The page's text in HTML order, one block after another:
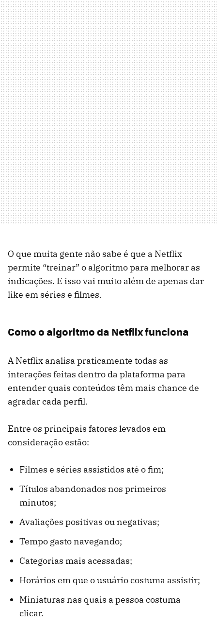
O que muita gente não sabe é que a Netflix
permite “treinar” o algoritmo para melhorar as
indicações. E isso vai muito além de apenas dar
like em séries e filmes.
Como o algoritmo da Netflix funciona
A Netflix analisa praticamente todas as
interações feitas dentro da plataforma para
entender quais conteúdos têm mais chance de
agradar cada perfil.
Entre os principais fatores levados em
consideração estão:
Filmes e séries assistidos até o fim;
Títulos abandonados nos primeiros
minutos;
Avaliações positivas ou negativas;
Tempo gasto navegando;
Categorias mais acessadas;
Horários em que o usuário costuma assistir;
Miniaturas nas quais a pessoa costuma
clicar.